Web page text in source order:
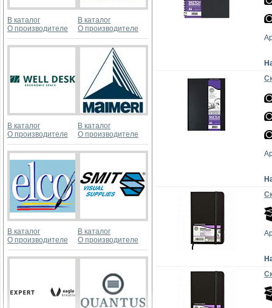
В каталог
О производителе
В каталог
О производителе
В каталог
О производителе
В каталог
О производителе
В каталог
О производителе
В каталог
О производителе